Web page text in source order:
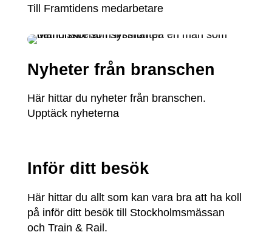
Till Framtidens medarbetare
Nyheter från branschen
Här hittar du nyheter från branschen.
Upptäck nyheterna
Inför ditt besök
Här hittar du allt som kan vara bra att ha koll
på inför ditt besök till Stockholmsmässan
och Train & Rail.